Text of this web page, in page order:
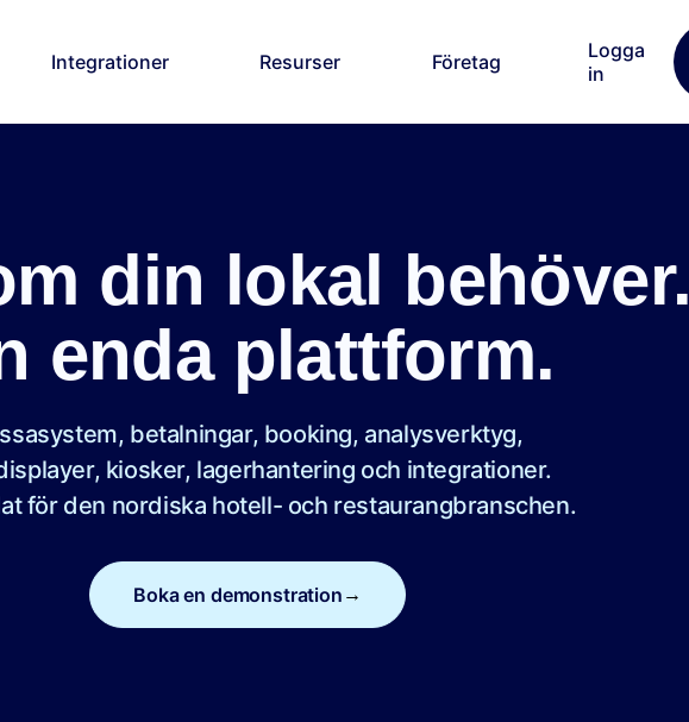
Integrationer Resurser Företag
Logga
in
din lokal behöver.
enda plattform.
betalningar, booking, analysverktyg,
kiosker, lagerhantering och integrationer.
för den nordiska hotell- och restaurangbranschen.
Boka en demonstration →